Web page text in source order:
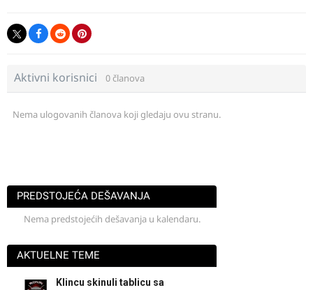
Aktivni korisnici 0 članova
Nema ulogovanih članova koji gledaju ovu stranu.
PREDSTOJEĆA DEŠAVANJA
Nema predstojećih dešavanja u kalendaru.
AKTUELNE TEME
Klincu skinuli tablicu sa